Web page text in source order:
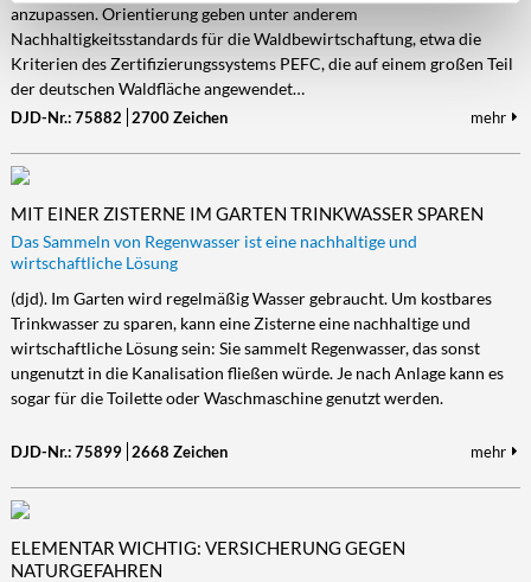
anzupassen. Orientierung geben unter anderem
Nachhaltigkeitsstandards für die Waldbewirtschaftung, etwa die
Kriterien des Zertifizierungssystems PEFC, die auf einem großen Teil
der deutschen Waldfläche angewendet…
DJD-Nr.: 75882 2700 Zeichen mehr
MIT EINER ZISTERNE IM GARTEN TRINKWASSER SPAREN
Das Sammeln von Regenwasser ist eine nachhaltige und
wirtschaftliche Lösung
(djd). Im Garten wird regelmäßig Wasser gebraucht. Um kostbares
Trinkwasser zu sparen, kann eine Zisterne eine nachhaltige und
wirtschaftliche Lösung sein: Sie sammelt Regenwasser, das sonst
ungenutzt in die Kanalisation fließen würde. Je nach Anlage kann es
sogar für die Toilette oder Waschmaschine genutzt werden.
DJD-Nr.: 75899 2668 Zeichen mehr
ELEMENTAR WICHTIG: VERSICHERUNG GEGEN
NATURGEFAHREN